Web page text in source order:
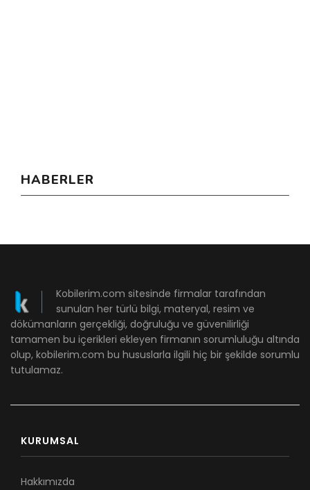
HABERLER
Kobilerim.com sitesinde firmalar tarafından
sunulan her türlü bilgi, materyal, resim ve
dökümanların gerçekliği, doğruluğu ve güvenilirliği
tamamen bu içerikleri ekleyen firmanın sorumluluğu altında
olup, kobilerim.com bu hususlarla ilgili hiç bir şekilde sorumlu
tutulamaz.
KURUMSAL
Hakkımızda